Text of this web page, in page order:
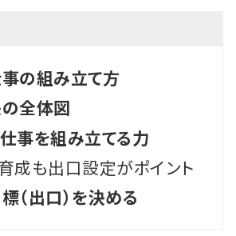
の組み立て方
全体図
事を組み立てる力
成も出口設定がポイント
（出口）を決める